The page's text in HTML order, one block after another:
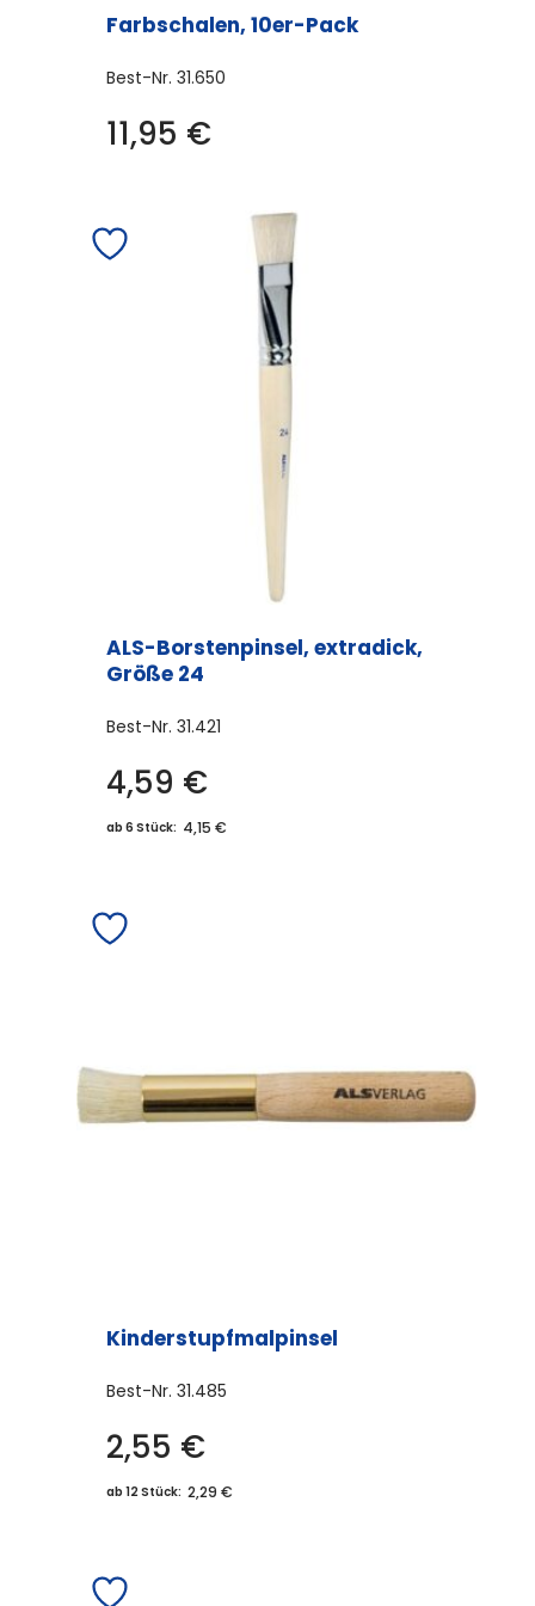
Farbschalen, 10er-Pack
Best-Nr. 31.650
11,95 €
ALS-Borstenpinsel, extradick,
Größe 24
Best-Nr. 31.421
4,59 €
ab 6 Stück: 4,15 €
Kinderstupfmalpinsel
Best-Nr. 31.485
2,55 €
ab 12 Stück: 2,29 €